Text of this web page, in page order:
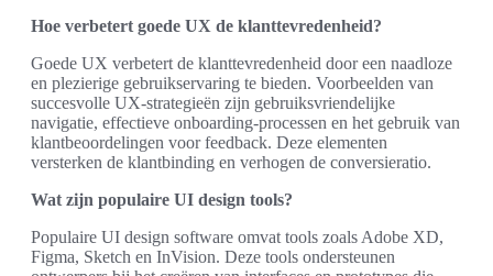
Hoe verbetert goede UX de klanttevredenheid?
Goede UX verbetert de klanttevredenheid door een naadloze
en plezierige gebruikservaring te bieden. Voorbeelden van
succesvolle UX-strategieën zijn gebruiksvriendelijke
navigatie, effectieve onboarding-processen en het gebruik van
klantbeoordelingen voor feedback. Deze elementen
versterken de klantbinding en verhogen de conversieratio.
Wat zijn populaire UI design tools?
Populaire UI design software omvat tools zoals Adobe XD,
Figma, Sketch en InVision. Deze tools ondersteunen